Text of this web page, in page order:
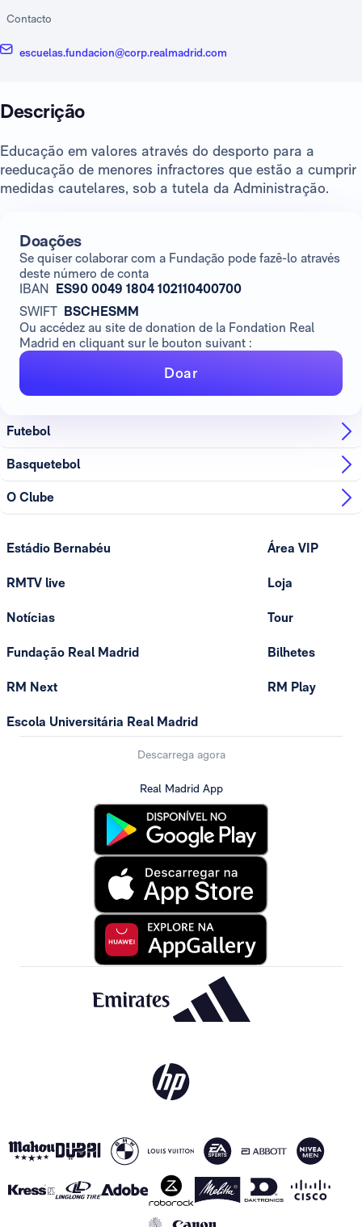
Contacto
escuelas.fundacion@corp.realmadrid.com
Descrição
Educação em valores através do desporto para a
reeducação de menores infractores que estão a cumprir
medidas cautelares, sob a tutela da Administração.
Doações
Se quiser colaborar com a Fundação pode fazê-lo através
deste número de conta
IBAN ES90 0049 1804 102110400700
SWIFT BSCHESMM
Ou accédez au site de donation de la Fondation Real
Madrid en cliquant sur le bouton suivant :
Doar
Futebol
Basquetebol
O Clube
Estádio Bernabéu
RMTV live
Notícias
Fundação Real Madrid
RM Next
Escola Universitária Real Madrid
Área VIP
Loja
Tour
Bilhetes
RM Play
Descarrega agora
Real Madrid App